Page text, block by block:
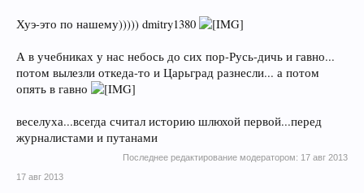
Хуэ-это по нашему))))) dmitry1380
А в учебниках у нас небось до сих пор-Русь-дичь и гавно...
потом вылезли откеда-то и Царьград разнесли... а потом
опять в гавно
веселуха...всегда считал историю шлюхой первой...перед
журналистами и путанами
Последнее редактирование модератором: 17 авг 2013
17 авг 2013